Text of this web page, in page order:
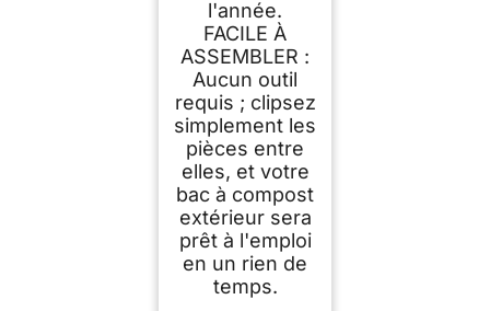
l'année.
FACILE À
ASSEMBLER :
Aucun outil
requis ; clipsez
simplement les
pièces entre
elles, et votre
bac à compost
extérieur sera
prêt à l'emploi
en un rien de
temps.